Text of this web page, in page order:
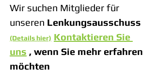
Wir suchen Mitglieder für
unseren Lenkungsausschuss
(Details hier) Kontaktieren Sie
uns , wenn Sie mehr erfahren
möchten